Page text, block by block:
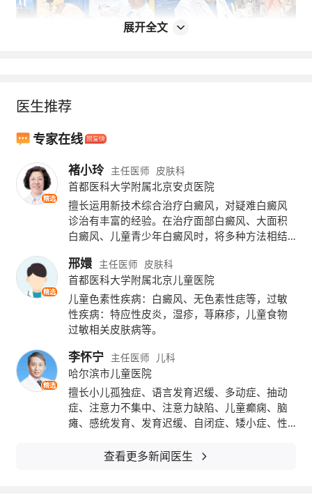
丰富多样的民族医药特色疗法免费体验吸引了
众多市民前来体验（39健康网摄）
值得一提的是，这不仅仅是一次义诊。医院还
计划通过定期门诊的方式，让民族医药特色诊
疗服务惠及更多岭南百姓。
式上线，首批蒙医、藏医专家已开始常态化坐
展开全文
医生推荐
专家在线
精选
褚小玲 主任医师 皮肤科
首都医科大学附属北京安贞医院
擅长运用新技术综合治疗白癜风，对疑难白癜风
诊治有丰富的经验。在治疗面部白癜风、大面积
白癜风、儿童青少年白癜风时，将多种方法相结
著，赢得了广大患者的信赖和好评。
精选
邢嬛 主任医师 皮肤科
首都医科大学附属北京儿童医院
儿童色素性疾病：白癜风、无色素性痣等，过敏
性疾病：特应性皮炎，湿疹，荨麻疹，儿童食物
过敏相关皮肤病等。
精选
李怀宁 主任医师 儿科
哈尔滨市儿童医院
擅长小儿孤独症、语言发育迟缓、多动症、抽动
症、注意力不集中、注意力缺陷、儿童癫痫、脑
瘫、感统发育、发育迟缓、自闭症、矮小症、性
少年焦虑抑郁、情感障碍、心理障碍疏导、学习
查看更多新闻医生